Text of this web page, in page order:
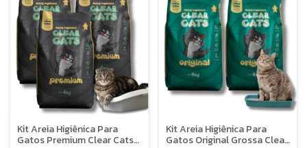
Kit Areia Higiênica Para
Gatos Premium Clear Cats
Kit Areia Higiênica Para
Gatos Original Grossa Clear